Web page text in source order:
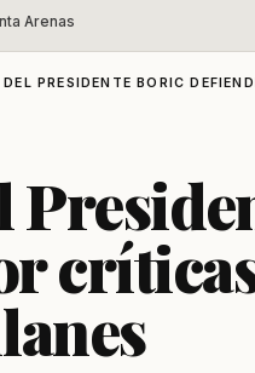
Arenas
DEL PRESIDENTE BORIC